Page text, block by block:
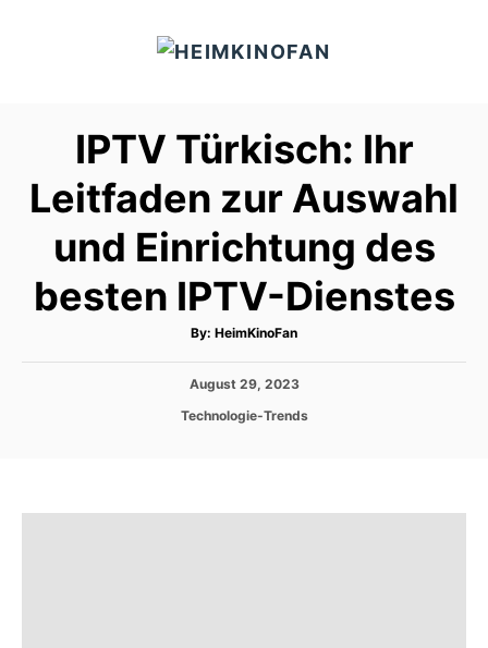
IPTV Türkisch: Ihr
Leitfaden zur Auswahl
und Einrichtung des
besten IPTV-Dienstes
By: A
t
o
HeimKinoFan
P
s
August 29, 2023
C
o
Technologie-Trends